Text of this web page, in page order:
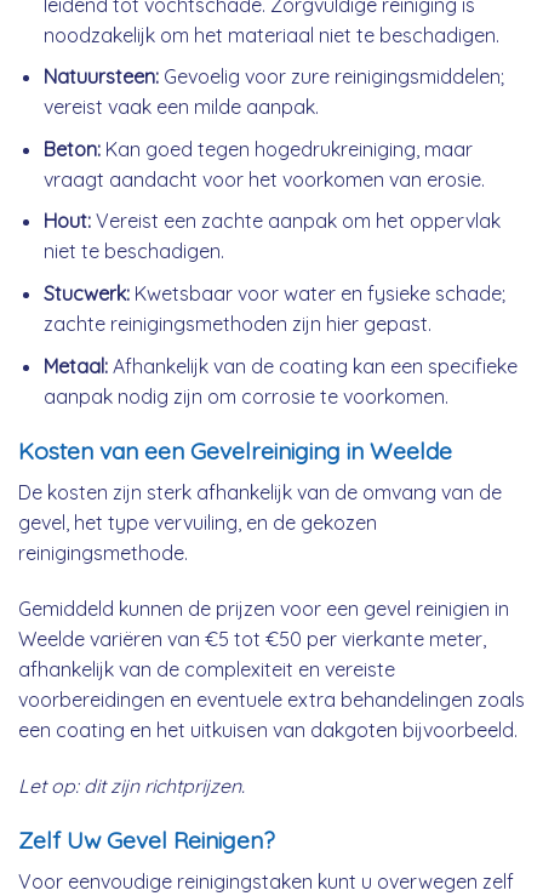
noodzakelijk om het materiaal niet te beschadigen.
Natuursteen:Gevoelig voor zure reinigingsmiddelen;
vereist vaak een milde aanpak.
Beton:Kan goed tegen hogedrukreiniging, maar
vraagt aandacht voor het voorkomen van erosie.
Hout:Vereist een zachte aanpak om het oppervlak
niet te beschadigen.
Stucwerk:Kwetsbaar voor water en fysieke schade;
zachte reinigingsmethoden zijn hier gepast.
Metaal:Afhankelijk van de coating kan een specifieke
aanpak nodig zijn om corrosie te voorkomen.
Kosten van een Gevelreiniging in Weelde
De kosten zijn sterk afhankelijk van de omvang van de
gevel, het type vervuiling, en de gekozen
reinigingsmethode.
Gemiddeld kunnen de prijzen voor een gevel reinigien in
Weelde variëren van €5 tot €50 per vierkante meter,
afhankelijk van de complexiteit en vereiste
voorbereidingen en eventuele extra behandelingen zoals
een coating en het uitkuisen van dakgoten bijvoorbeeld.
Let op: dit zijn richtprijzen.
Zelf Uw Gevel Reinigen?
Voor eenvoudige reinigingstaken kunt u overwegen zelf